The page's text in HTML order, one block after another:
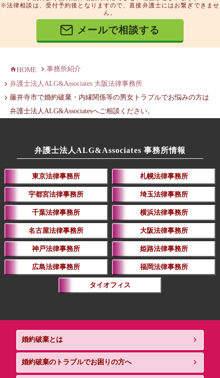
※法律相談は、受付予約後となりますので、直接弁護士にはお繋ぎできませ
ん。
メールで相談する
HOME
事務所紹介
弁護士法人ALG&Associates 大阪法律事務所
藤井寺市で婚約破棄・内縁関係等の男女トラブルでお悩みの方は
弁護士法人ALG&Associatesへご相談ください。
弁護士法人ALG&Associates 事務所情報
東京法律事務所 札幌法律事務所
宇都宮法律事務所 埼玉法律事務所
千葉法律事務所 横浜法律事務所
名古屋法律事務所 大阪法律事務所
神戸法律事務所 姫路法律事務所
広島法律事務所 福岡法律事務所
タイオフィス
婚約破棄とは
婚約破棄のトラブルでお困りの方へ